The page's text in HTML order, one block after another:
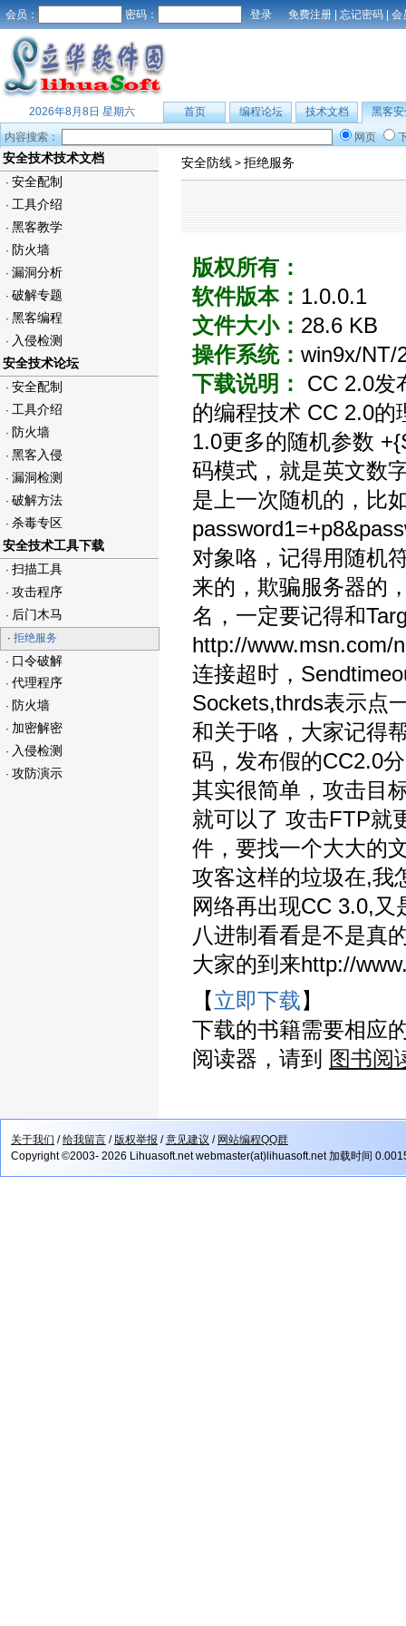
会员： 密码： 免费注册 | 忘记密码 | 会
2026年8月8日 星期六 首页 编程论坛 技术文档
黑客安
内容搜索：
网页
安全技术技术文档
· 安全配制
· 工具介绍
· 黑客教学
· 防火墙
· 漏洞分析
· 破解专题
· 黑客编程
· 入侵检测
安全技术论坛
· 安全配制
· 工具介绍
· 防火墙
· 黑客入侵
· 漏洞检测
· 破解方法
· 杀毒专区
安全技术工具下载
· 扫描工具
· 攻击程序
· 后门木马
· 拒绝服务
· 口令破解
· 代理程序
· 防火墙
· 加密解密
· 入侵检测
· 攻防演示
安全防线 > 拒绝服务
版权所有：
软件版本： 1.0.0.1
文件大小： 28.6 KB
操作系统： win9x/NT/
下载说明：
CC 2.0发
的编程技术 CC 2.0的
1.0更多的随机参数
码模式，就是英文数
是上一次随机的，比
对象咯，记得用随机
来的，欺骗服务器的
名，一定要记得和
http://www.msn.com/
连接超时，
Sockets,thrds表示点
和关于咯，大家记得
码，发布假的CC2.0
其实很简单，攻击目
就可以了 攻击FTP就
件，要找一个大大的
攻客这样的垃圾在,我
网络再出现CC 3.0,
八进制看看是不是真
大家的到来http://
【立即下载】
下载的书籍需要相应
阅读器，请到 图书阅
关于我们 /给我留言 /版权举报 /意见建议 / 网站编程QQ群
Copyright ©2003- 2026 Lihuasoft.net webmaster(at)lihuasoft.net 加载时间